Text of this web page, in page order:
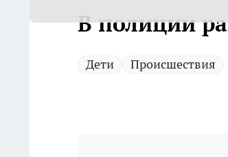
В полиции
Дети Происшествия